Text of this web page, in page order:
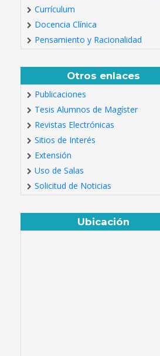
Currículum
Docencia Clínica
Pensamiento y Racionalidad
Otros enlaces
Publicaciones
Tesis Alumnos de Magíster
Revistas Electrónicas
Sitios de Interés
Extensión
Uso de Salas
Solicitud de Noticias
Ubicación